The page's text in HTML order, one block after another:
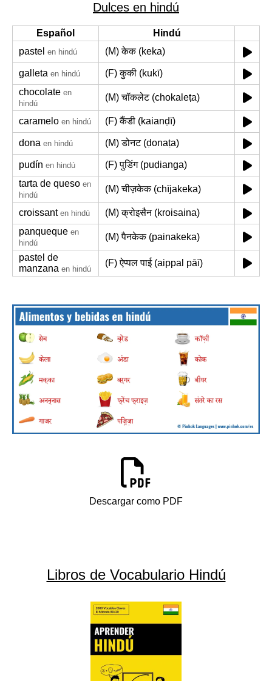
Dulces en hindú
Español
Hindú
pastel en hindú (M) केक (keka)
galleta en hindú
(F) कुकी (kukī)
chocolate en
hindú
(M) चॉकलेट (chokaleṭa)
caramelo en hindú (F) कैंडी (kaianḍī)
dona en hindú (M) डोनट (ḍonaṭa)
pudín en hindú
(F) पुडिंग (puḍianga)
tarta de queso en
hindú
(M) चीज़केक (chījakeka)
croissant en hindú
(M) क्रोइसैन (kroisaina)
panqueque en
hindú
(M) पैनकेक (painakeka)
pastel de
manzana en hindú
(F) ऐप्पल पाई (aippal pāī)
Descargar como PDF
Libros de Vocabulario Hindú